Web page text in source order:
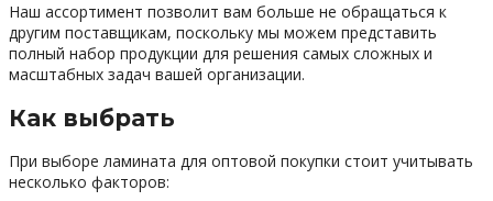
Наш ассортимент позволит вам больше не обращаться к
другим поставщикам, поскольку мы можем представить
полный набор продукции для решения самых сложных и
масштабных задач вашей организации.
Как выбрать
При выборе ламината для оптовой покупки стоит учитывать
несколько факторов: